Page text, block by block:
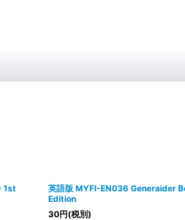
1st
英語版 MYFI-EN036 Generaider
Edition
30円(税別)